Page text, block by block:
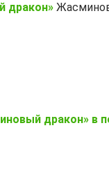
дракон»
дракон» в